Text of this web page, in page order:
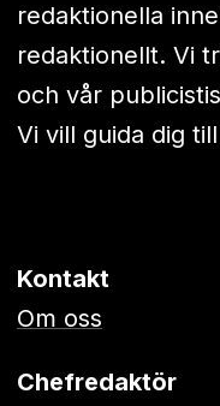
redaktionella
redaktionellt. Vi
och vår
Vi vill guida dig
Kontakt
Om oss
Chefredaktör